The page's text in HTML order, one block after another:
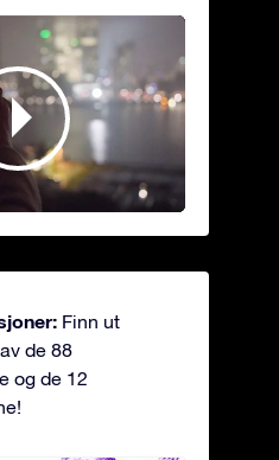
Finn ut
de 88
og de 12